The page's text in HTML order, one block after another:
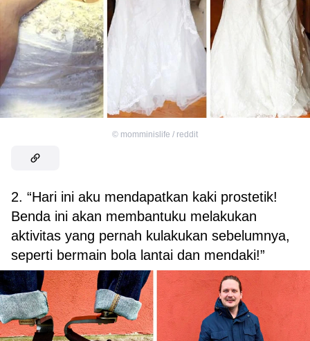
© momminislife / reddit
2. “Hari ini aku mendapatkan kaki prostetik!
Benda ini akan membantuku melakukan
aktivitas yang pernah kulakukan sebelumnya,
seperti bermain bola lantai dan mendaki!”